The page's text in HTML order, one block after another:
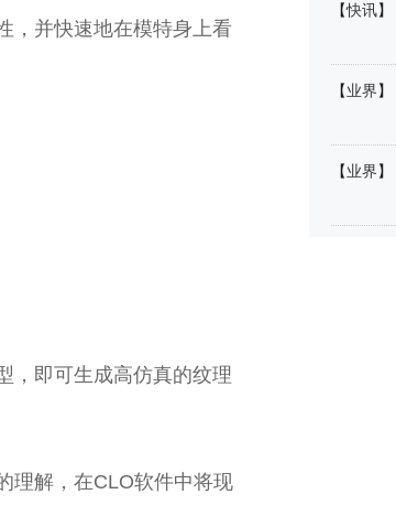
，并快速地在模特身上看
，即可生成高仿真的纹理
理解，在CLO软件中将现
【快讯】
【业界】
【业界】